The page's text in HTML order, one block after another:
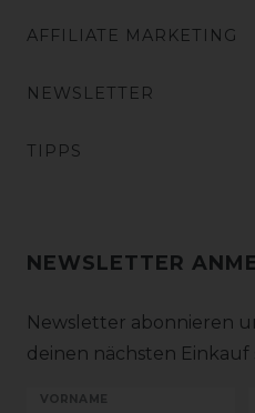
AFFILIATE MARKETING
NEWSLETTER
TIPPS
NEWSLETTER
Newsletter abonnieren
deinen nächsten Einkauf
VORNAME